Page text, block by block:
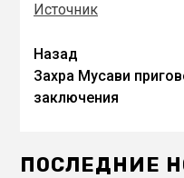
Источник
Назад
Захра Мусави
заключения
ПОСЛЕДНИЕ